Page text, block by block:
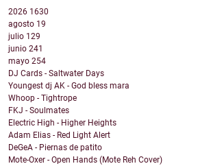
2026 1630
agosto 19
julio 129
junio 241
mayo 254
DJ Cards - Saltwater Days
Youngest dj AK - God bless mara
Whoop - Tightrope
FKJ - Soulmates
Electric High - Higher Heights
Adam Elias - Red Light Alert
DeGeA - Piernas de patito
Mote-Oxer - Open Hands (Mote Reh Cover)